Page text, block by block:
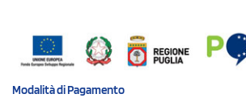
Modalità diPagamento